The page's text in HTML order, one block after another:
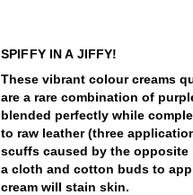
SPIFFY IN A JIFFY!
These vibrant colour creams
are a rare combination of
blended perfectly while
to raw leather (three
scuffs caused by the opposite
a cloth and cotton buds to
cream will stain skin.